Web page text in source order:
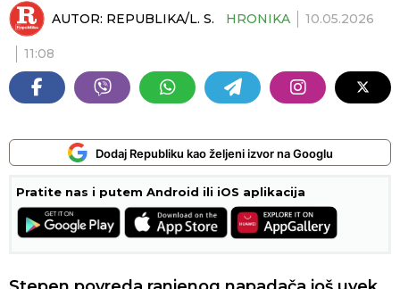
AUTOR: REPUBLIKA/L. S. HRONIKA 10.05.2026
11:08
Dodaj Republiku kao željeni izvor na Googlu
Pratite nas i putem Android ili iOS aplikacija